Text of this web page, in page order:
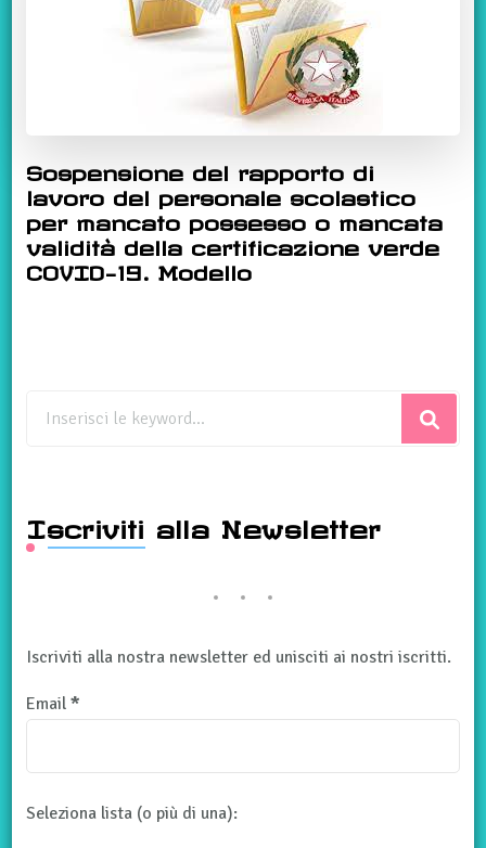
Sospensione del rapporto di
lavoro del personale scolastico
per mancato possesso o mancata
validità della certificazione verde
COVID-19. Modello
Iscriviti alla Newsletter
Iscriviti alla nostra newsletter ed unisciti ai nostri iscritti.
Email *
Seleziona lista (o più di una):